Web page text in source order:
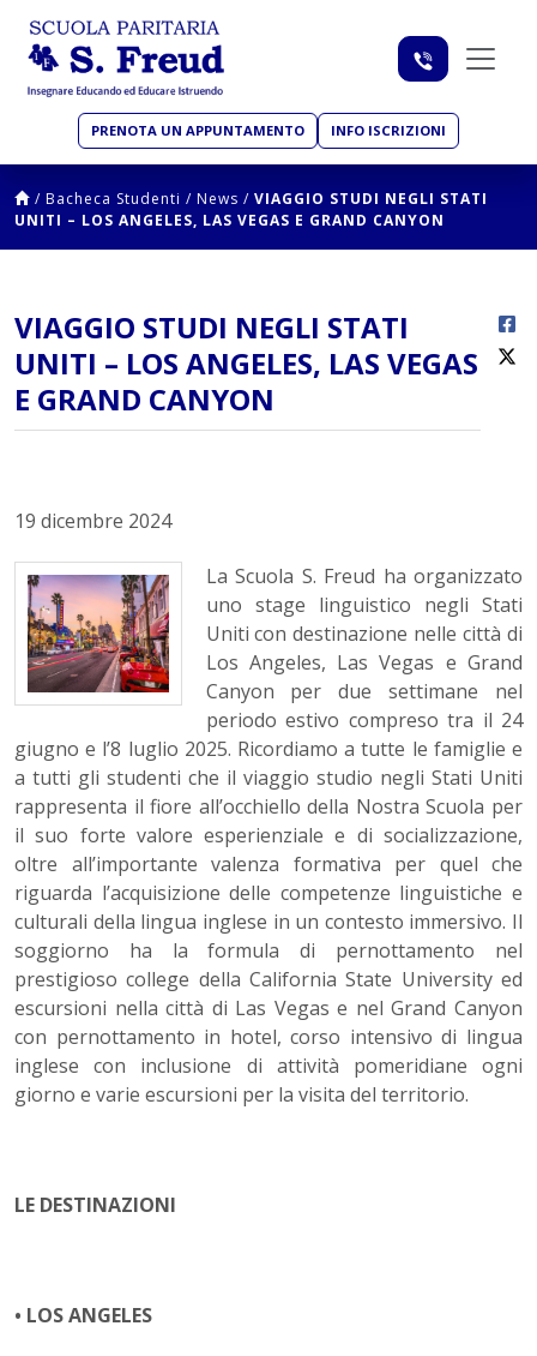
PRENOTA UN APPUNTAMENTO INFO ISCRIZIONI
/ Bacheca Studenti / News / VIAGGIO STUDI NEGLI STATI
UNITI – LOS ANGELES, LAS VEGAS E GRAND CANYON
VIAGGIO STUDI NEGLI STATI
UNITI – LOS ANGELES, LAS VEGAS
E GRAND CANYON
19 dicembre 2024
La Scuola S. Freud ha organizzato
uno stage linguistico negli Stati
Uniti con destinazione nelle città di
Los Angeles, Las Vegas e Grand
Canyon per due settimane nel
periodo estivo compreso tra il 24
giugno e l’8 luglio 2025. Ricordiamo a tutte le famiglie e
a tutti gli studenti che il viaggio studio negli Stati Uniti
rappresenta il fiore all’occhiello della Nostra Scuola per
il suo forte valore esperienziale e di socializzazione,
oltre all’importante valenza formativa per quel che
riguarda l’acquisizione delle competenze linguistiche e
culturali della lingua inglese in un contesto immersivo. Il
soggiorno ha la formula di pernottamento nel
prestigioso college della California State University ed
escursioni nella città di Las Vegas e nel Grand Canyon
con pernottamento in hotel, corso intensivo di lingua
inglese con inclusione di attività pomeridiane ogni
giorno e varie escursioni per la visita del territorio.
LE DESTINAZIONI
• LOS ANGELES